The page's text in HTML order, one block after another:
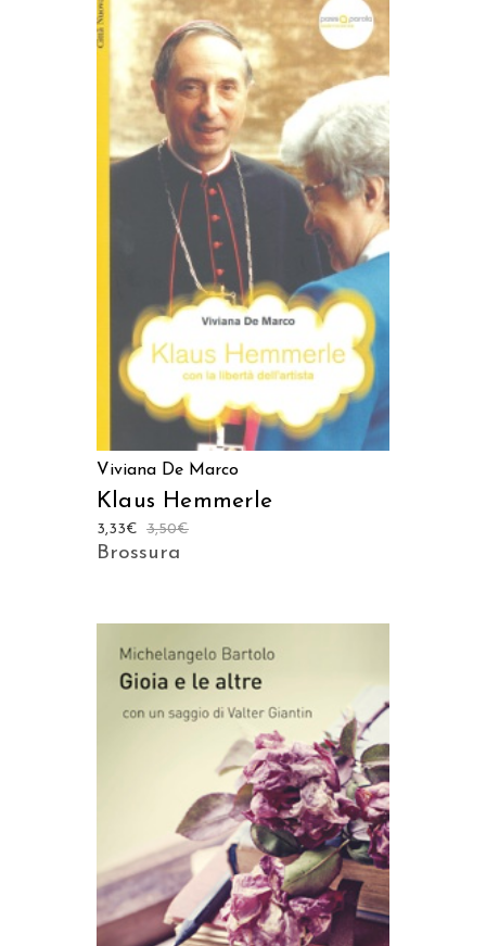
AGGIUNGI AL CARRELLO
Viviana De Marco
Klaus Hemmerle
3,50€
3,33€
Brossura
AGGIUNGI AL CARRELLO